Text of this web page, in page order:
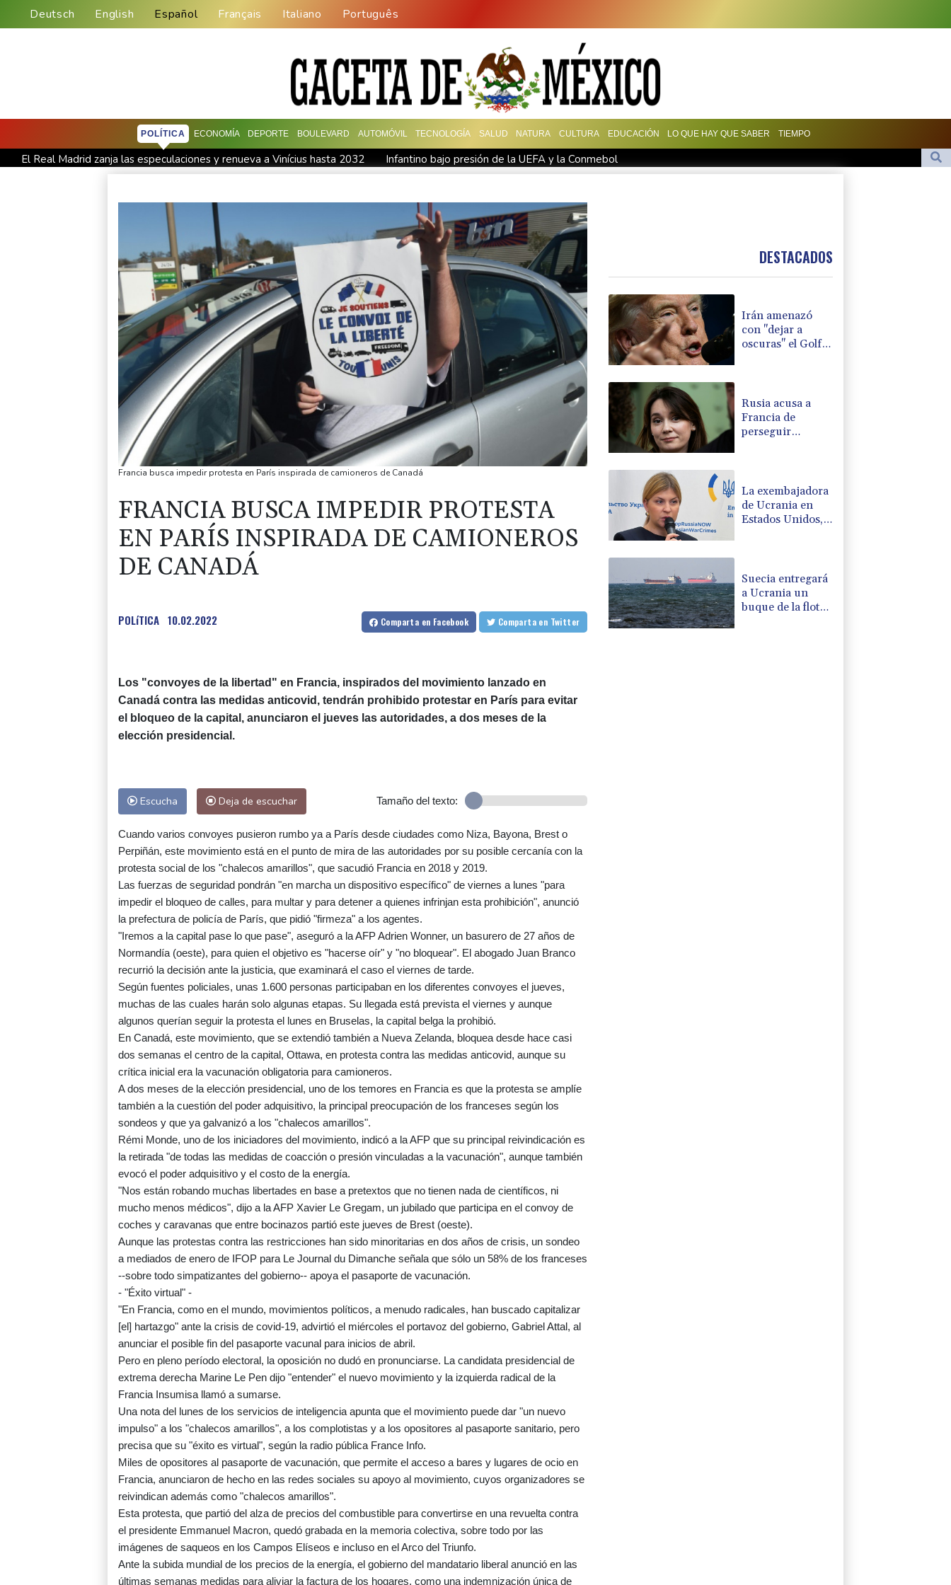
Deutsch English Español Français Italiano Português
POLÍTICA ECONOMÍA DEPORTE BOULEVARD AUTOMÓVIL TECNOLOGÍA SALUD NATURA CULTURA EDUCACIÓN LO QUE HAY QUE SABER TIEMPO
El Real Madrid zanja las especulaciones y renueva a Vinícius hasta 2032
Infantino bajo presión de la UEFA y la Conmebol
El Real Madrid anuncia el fichaje del extremo marfileño Yan Diomandé
El mexicano Del Toro renueva con el UAE hasta 2031
El doloroso baile de cifras de desaparecidos en los sismos en Venezuela
Un comité del Senado de EEUU declara en desacato al ex responsable de la lucha anticovid Anthony Fauci
Irán amenazó con "dejar a oscuras" el Golfo en caso de ataques de EEUU
Netflix estrenará en primicia un adelanto del videojuego GTA VI
Francia busca impedir protesta en París inspirada de camioneros de Canadá
FRANCIA BUSCA IMPEDIR PROTESTA
EN PARÍS INSPIRADA DE CAMIONEROS
DE CANADÁ
POLíTICA 10.02.2022 Comparta en Facebook Comparta en Twitter
Los "convoyes de la libertad" en Francia, inspirados del movimiento lanzado en
Canadá contra las medidas anticovid, tendrán prohibido protestar en París para evitar
el bloqueo de la capital, anunciaron el jueves las autoridades, a dos meses de la
elección presidencial.
Escucha Deja de escuchar Tamaño del texto:
Cuando varios convoyes pusieron rumbo ya a París desde ciudades como Niza, Bayona, Brest o
Perpiñán, este movimiento está en el punto de mira de las autoridades por su posible cercanía con la
protesta social de los "chalecos amarillos", que sacudió Francia en 2018 y 2019.
Las fuerzas de seguridad pondrán "en marcha un dispositivo específico" de viernes a lunes "para
impedir el bloqueo de calles, para multar y para detener a quienes infrinjan esta prohibición", anunció
la prefectura de policía de París, que pidió "firmeza" a los agentes.
"Iremos a la capital pase lo que pase", aseguró a la AFP Adrien Wonner, un basurero de 27 años de
Normandía (oeste), para quien el objetivo es "hacerse oír" y "no bloquear". El abogado Juan Branco
recurrió la decisión ante la justicia, que examinará el caso el viernes de tarde.
Según fuentes policiales, unas 1.600 personas participaban en los diferentes convoyes el jueves,
muchas de las cuales harán solo algunas etapas. Su llegada está prevista el viernes y aunque
algunos querían seguir la protesta el lunes en Bruselas, la capital belga la prohibió.
En Canadá, este movimiento, que se extendió también a Nueva Zelanda, bloquea desde hace casi
dos semanas el centro de la capital, Ottawa, en protesta contra las medidas anticovid, aunque su
crítica inicial era la vacunación obligatoria para camioneros.
A dos meses de la elección presidencial, uno de los temores en Francia es que la protesta se amplíe
también a la cuestión del poder adquisitivo, la principal preocupación de los franceses según los
sondeos y que ya galvanizó a los "chalecos amarillos".
Rémi Monde, uno de los iniciadores del movimiento, indicó a la AFP que su principal reivindicación es
la retirada "de todas las medidas de coacción o presión vinculadas a la vacunación", aunque también
evocó el poder adquisitivo y el costo de la energía.
"Nos están robando muchas libertades en base a pretextos que no tienen nada de científicos, ni
mucho menos médicos", dijo a la AFP Xavier Le Gregam, un jubilado que participa en el convoy de
coches y caravanas que entre bocinazos partió este jueves de Brest (oeste).
Aunque las protestas contra las restricciones han sido minoritarias en dos años de crisis, un sondeo
a mediados de enero de IFOP para Le Journal du Dimanche señala que sólo un 58% de los franceses
--sobre todo simpatizantes del gobierno-- apoya el pasaporte de vacunación.
- "Éxito virtual" -
"En Francia, como en el mundo, movimientos políticos, a menudo radicales, han buscado capitalizar
[el] hartazgo" ante la crisis de covid-19, advirtió el miércoles el portavoz del gobierno, Gabriel Attal, al
anunciar el posible fin del pasaporte vacunal para inicios de abril.
Pero en pleno período electoral, la oposición no dudó en pronunciarse. La candidata presidencial de
extrema derecha Marine Le Pen dijo "entender" el nuevo movimiento y la izquierda radical de la
Francia Insumisa llamó a sumarse.
Una nota del lunes de los servicios de inteligencia apunta que el movimiento puede dar "un nuevo
impulso" a los "chalecos amarillos", a los complotistas y a los opositores al pasaporte sanitario, pero
precisa que su "éxito es virtual", según la radio pública France Info.
Miles de opositores al pasaporte de vacunación, que permite el acceso a bares y lugares de ocio en
Francia, anunciaron de hecho en las redes sociales su apoyo al movimiento, cuyos organizadores se
reivindican además como "chalecos amarillos".
Esta protesta, que partió del alza de precios del combustible para convertirse en una revuelta contra
el presidente Emmanuel Macron, quedó grabada en la memoria colectiva, sobre todo por las
imágenes de saqueos en los Campos Elíseos e incluso en el Arco del Triunfo.
Ante la subida mundial de los precios de la energía, el gobierno del mandatario liberal anunció en las
últimas semanas medidas para aliviar la factura de los hogares, como una indemnización única de
DESTACADOS
Irán amenazó
con "dejar a
oscuras" el Golfo
Rusia acusa a
Francia de
perseguir
La exembajadora
de Ucrania en
Estados Unidos,
Suecia entregará
a Ucrania un
buque de la flota